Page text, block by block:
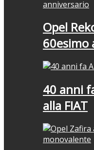
Opel
60esimo
40 anni
alla FIAT